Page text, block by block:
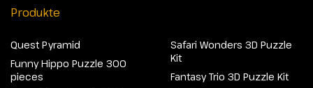
Produkte
Quest Pyramid
Funny Hippo Puzzle 300
pieces
Safari Wonders 3D Puzzle
Kit
Fantasy Trio 3D Puzzle Kit